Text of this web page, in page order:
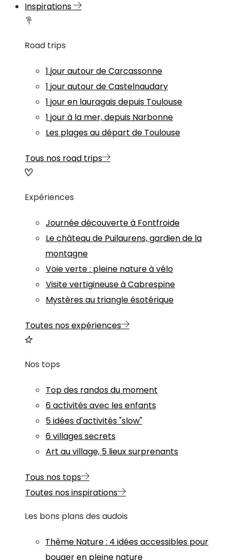
Inspirations
Road trips
1 jour autour de Carcassonne
1 jour autour de Castelnaudary
1 jour en lauragais depuis Toulouse
1 jour à la mer, depuis Narbonne
Les plages au départ de Toulouse
Tous nos road trips
Expériences
Journée découverte à Fontfroide
Le château de Puilaurens, gardien de la
montagne
Voie verte : pleine nature à vélo
Visite vertigineuse à Cabrespine
Mystères au triangle ésotérique
Toutes nos expériences
Nos tops
Top des randos du moment
6 activités avec les enfants
5 idées d'activités "slow"
6 villages secrets
Art au village, 5 lieux surprenants
Tous nos tops
Toutes nos inspirations
Les bons plans des audois
Thème Nature: 4 idées accessibles pour
bouger en pleine nature